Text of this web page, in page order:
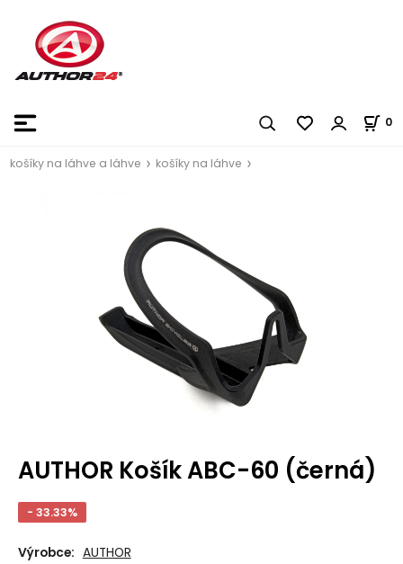
0
košíky na láhve a láhve košíky na láhve
AUTHOR Košík ABC-60 (černá)
- 33.33%
Výrobce: AUTHOR